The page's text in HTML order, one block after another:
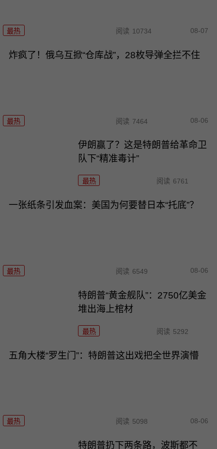
最热 阅读 10734 08-07
炸疯了！俄乌互掀“仓库战”，28枚导弹全拦不住
最热 阅读 7464 08-06
伊朗赢了？这是特朗普给革命卫
队下“精准毒计”
最热 阅读 6761
一张纸条引发血案：美国为何要替日本“托底”？
最热 阅读 6549 08-06
特朗普“黄金舰队”：2750亿美金
堆出海上棺材
最热 阅读 5292
五角大楼“罗生门”：特朗普这出戏把全世界演懵
最热 阅读 5098 08-06
特朗普扔下两条路，波斯都不